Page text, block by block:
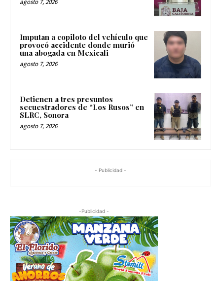
agosto 7, 2026
Imputan a copiloto del vehículo que
provocó accidente donde murió
una abogada en Mexicali
agosto 7, 2026
Detienen a tres presuntos
secuestradores de “Los Rusos” en
SLRC, Sonora
agosto 7, 2026
- Publicidad -
-Publicidad -